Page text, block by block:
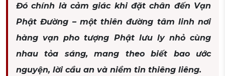
Đó chính là cảm giác khi đặt chân đến Vạn
Phật Đường – một thiên đường tâm linh nơi
hàng vạn pho tượng Phật lưu ly nhỏ cùng
nhau tỏa sáng, mang theo biết bao ước
nguyện, lời cầu an và niềm tin thiêng liêng.